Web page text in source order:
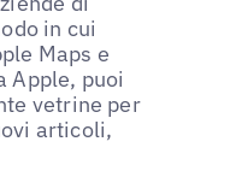
in cui
Maps e
Apple, puoi
vetrine per
articoli,